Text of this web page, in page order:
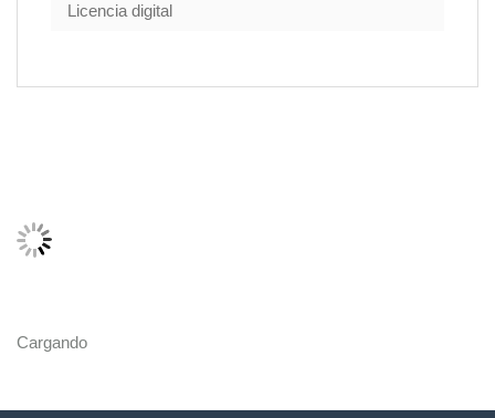
Licencia digital
Cargando